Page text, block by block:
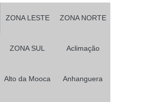
ZONA LESTE ZONA NORTE
ZONA SUL Aclimação
Alto da Mooca Anhanguera